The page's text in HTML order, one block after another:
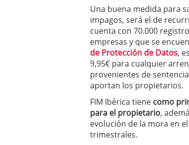
Una buena medida para
impagos, será el de
cuenta con 70.000
empresas y que se
de Protección de Datos,
9,95€ para cualquier
provenientes de
aportan los propietarios.
FIM Ibérica tiene como
para el propietario,
evolución de la mora en
trimestrales.